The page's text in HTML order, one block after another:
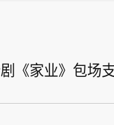
《家业》包场